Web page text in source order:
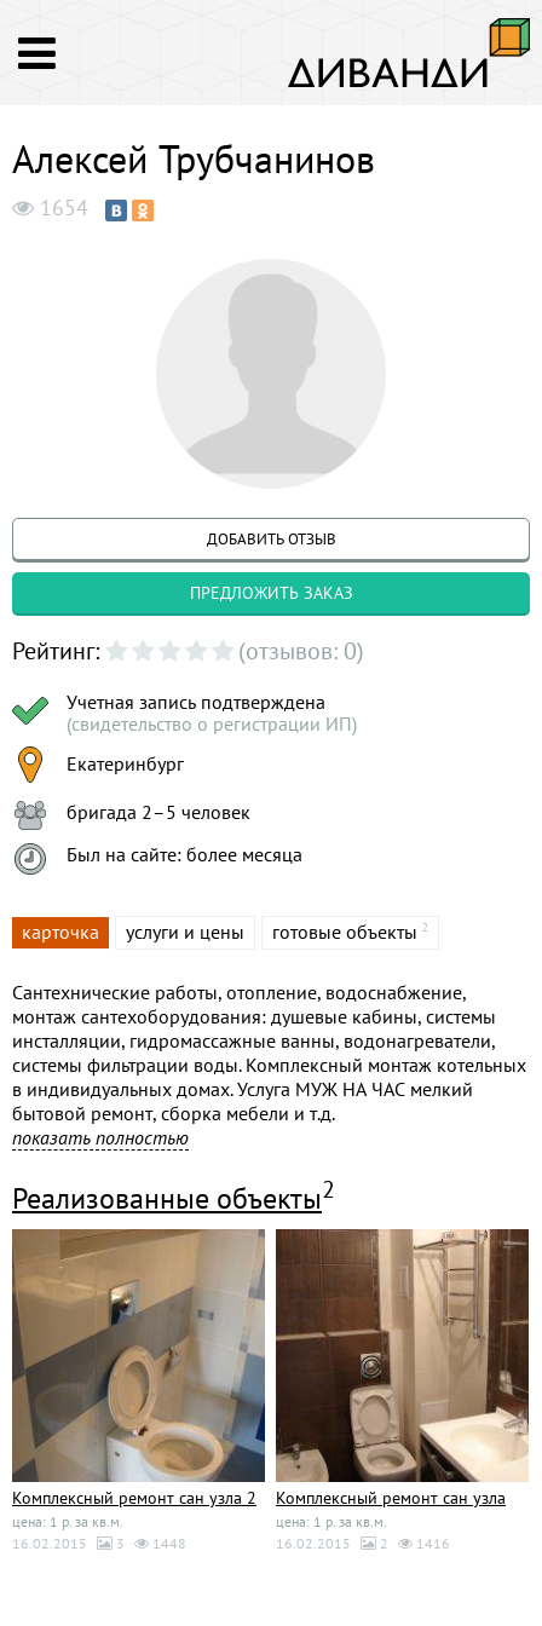
Алексей Трубчанинов
1654
ДОБАВИТЬ ОТЗЫВ
ПРЕДЛОЖИТЬ ЗАКАЗ
Рейтинг: (отзывов: 0)
Учетная запись подтверждена
(свидетельство о регистрации ИП)
Екатеринбург
бригада 2–5 человек
Был на сайте: более месяца
карточка услуги и цены готовые объекты 2
Сантехнические работы, отопление, водоснабжение,
монтаж сантехоборудования: душевые кабины, системы
инсталляции, гидромассажные ванны, водонагреватели,
системы фильтрации воды. Комплексный монтаж котельных
в индивидуальных домах. Услуга МУЖ НА ЧАС мелкий
бытовой ремонт, сборка мебели и т.д.
Комплексный ремонт ванных комнат. Предоставляем
бесплатно.
показать полностью
Реализованные объекты2
Комплексный ремонт сан узла 2
цена: 1 р. за кв.м.
16.02.2015
3 1448
Комплексный ремонт сан узла
цена: 1 р. за кв.м.
16.02.2015
2 1416